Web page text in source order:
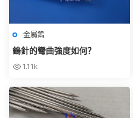
金屬鎢
鎢針的彎曲強度如何？
1.11k